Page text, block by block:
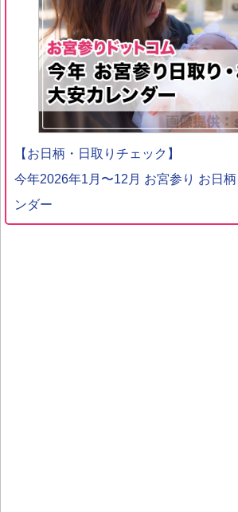
【お日柄・日取りチェック】
今年2026年1月〜12月 お宮参り お日
ンダー